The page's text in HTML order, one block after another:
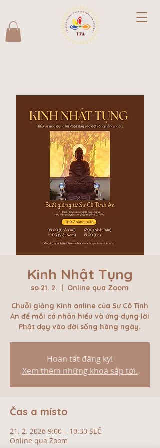
Kinh Nhật Tụng
so 21. 2.
  |
Online qua Zoom
Chuỗi giảng Kinh online của Sư Cô Tịnh
An để mỗi cá nhân hiểu và ứng dụng lời
Phật dạy vào đời sống hàng ngày.
Hoàn tất đăng ký!
Xem thêm những khoá sắp tới.
Čas a místo
21. 2. 2026 9:00 – 10:30 SEČ
Online qua Zoom